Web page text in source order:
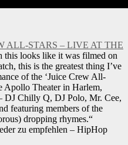
ALL-STARS – LIVE AT THE
this looks like it was filmed on
this is the greatest thing I’ve
of the ‘Juice Crew All-
Apollo Theater in Harlem,
DJ Chilly Q, DJ Polo, Mr. Cee,
featuring members of the
dropping rhymes.“
zu empfehlen – HipHop